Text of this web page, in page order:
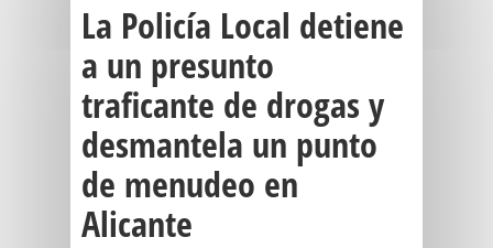
La Policía Local detiene
a un presunto
traficante de drogas y
desmantela un punto
de menudeo en
Alicante